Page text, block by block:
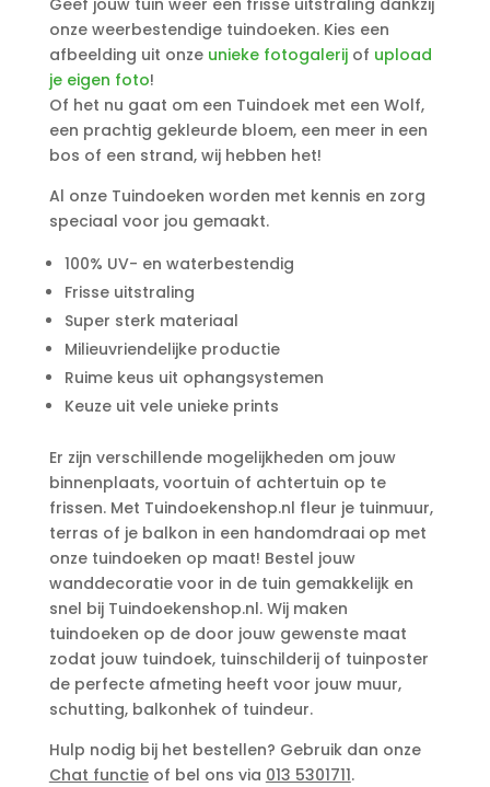
onze weerbestendige tuindoeken. Kies een
afbeelding uit onze unieke fotogalerijof upload
je eigen foto!
Of het nu gaat om een Tuindoek met een Wolf,
een prachtig gekleurde bloem, een meer in een
bos of een strand, wij hebben het!
Al onze Tuindoeken worden met kennis en zorg
speciaal voor jou gemaakt.
100% UV- en waterbestendig
Frisse uitstraling
Super sterk materiaal
Milieuvriendelijke productie
Ruime keus uit ophangsystemen
Keuze uit vele unieke prints
Er zijn verschillende mogelijkheden om jouw
binnenplaats, voortuin of achtertuin op te
frissen. Met Tuindoekenshop.nl fleur je tuinmuur,
terras of je balkon in een handomdraai op met
onze tuindoeken op maat! Bestel jouw
wanddecoratie voor in de tuin gemakkelijk en
snel bij Tuindoekenshop.nl. Wij maken
tuindoeken op de door jouw gewenste maat
zodat jouw tuindoek, tuinschilderij of tuinposter
de perfecte afmeting heeft voor jouw muur,
schutting, balkonhek of tuindeur.
Hulp nodig bij het bestellen? Gebruik dan onze
Chat functieof bel ons via 013 5301711.